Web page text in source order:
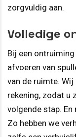
zorgvuldig aan.
Volledige
Bij een
afvoeren van
van de ruimte.
rekening, zodat u
volgende stap.
Zo hebben we